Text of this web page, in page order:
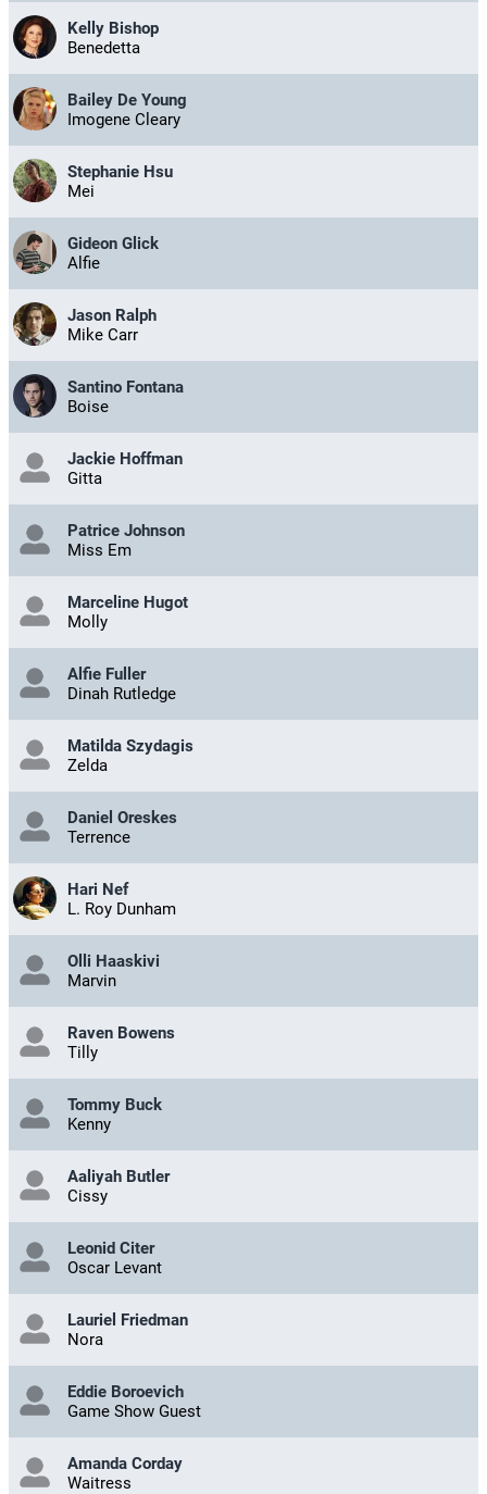
Kelly Bishop
Benedetta
Bailey De Young
Imogene Cleary
Stephanie Hsu
Mei
Gideon Glick
Alfie
Jason Ralph
Mike Carr
Santino Fontana
Boise
Jackie Hoffman
Gitta
Patrice Johnson
Miss Em
Marceline Hugot
Molly
Alfie Fuller
Dinah Rutledge
Matilda Szydagis
Zelda
Daniel Oreskes
Terrence
Hari Nef
L. Roy Dunham
Olli Haaskivi
Marvin
Raven Bowens
Tilly
Tommy Buck
Kenny
Aaliyah Butler
Cissy
Leonid Citer
Oscar Levant
Lauriel Friedman
Nora
Eddie Boroevich
Game Show Guest
Amanda Corday
Waitress